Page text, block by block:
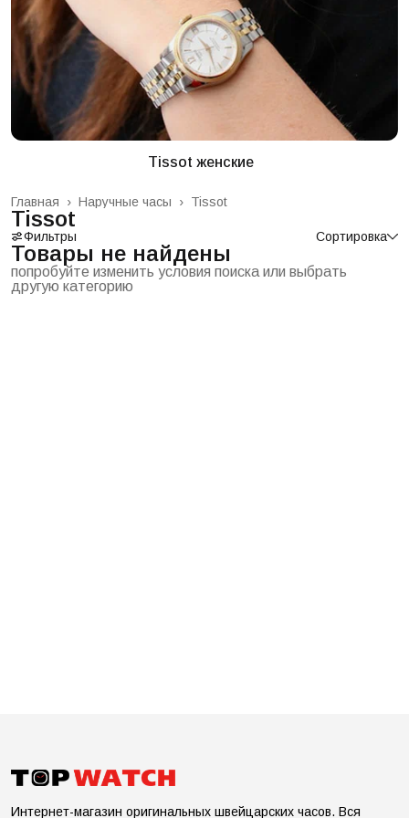
Tissot женские
Tissot
Наручные часы ›
Главная ›
Tissot
Фильтры Сортировка
Товары не найдены
попробуйте изменить условия поиска или выбрать
другую категорию
Интернет-магазин оригинальных швейцарских часов. Вся